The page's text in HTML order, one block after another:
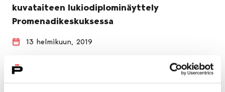
kuvataiteen lukiodiplominäyttely
Promenadikeskuksessa
13 helmikuun, 2019
Promenadikeskuksen aulan Ideoita ja toteutuksia -
näyttelyssä on esillä PSYL:n ja Lyseon lukioiden